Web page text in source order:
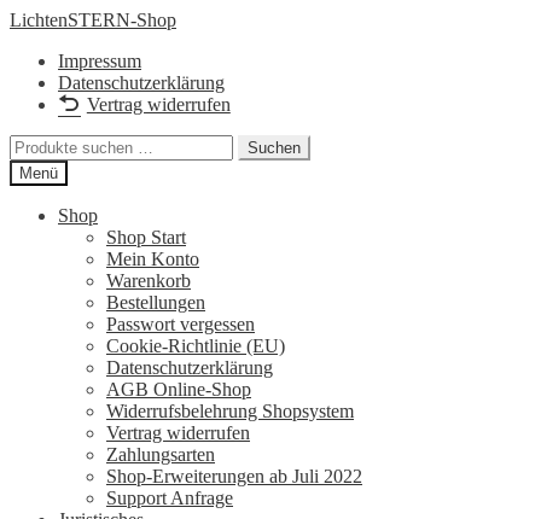
Zur
springen
Zum
springen
LichtenSTERN-Shop
Impressum
Datenschutzerklärung
Vertrag widerrufen
Suchen
nach:
Suchen
Menü
Shop
Shop Start
Mein Konto
Warenkorb
Bestellungen
Passwort vergessen
Cookie-Richtlinie (EU)
Datenschutzerklärung
AGB Online-Shop
Widerrufsbelehrung Shopsystem
Vertrag widerrufen
Zahlungsarten
Shop-Erweiterungen ab Juli 2022
Support Anfrage